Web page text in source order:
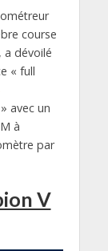
course
a dévoilé
« full
avec un
à
par
V